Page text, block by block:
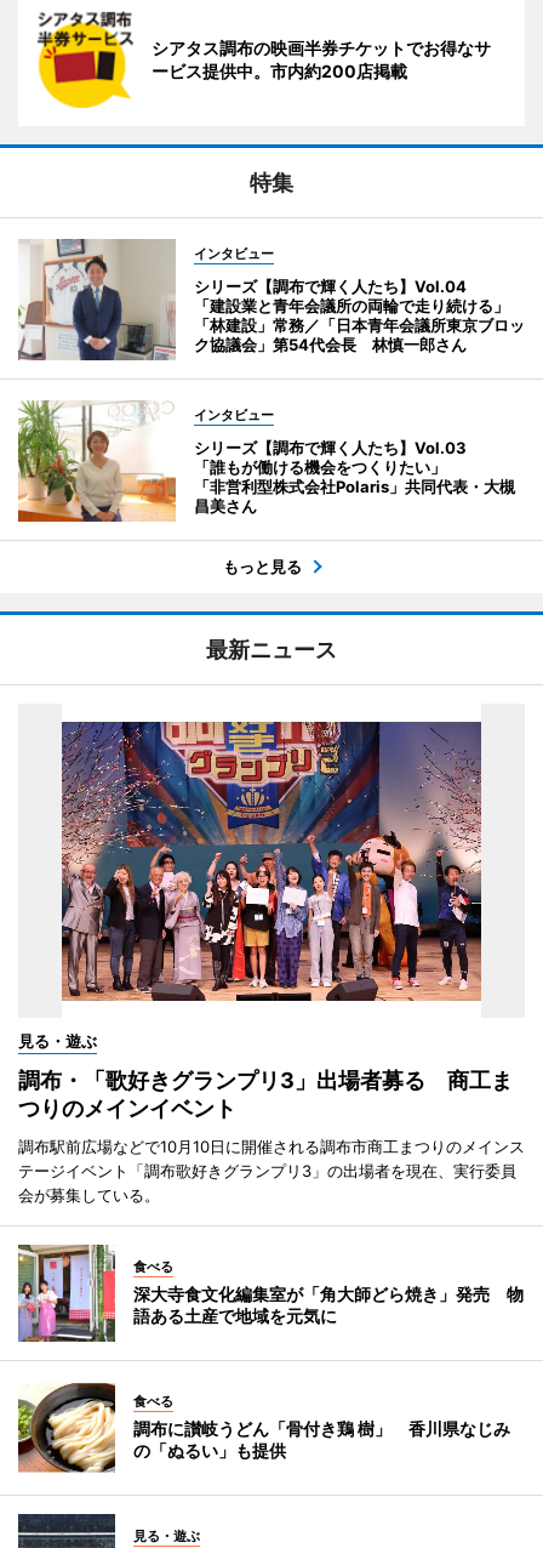
シアタス調布の映画半券チケットでお得なサ
ービス提供中。市内約200店掲載
特集
インタビュー
シリーズ【調布で輝く人たち】Vol.04
「建設業と青年会議所の両輪で走り続ける」
「林建設」常務／「日本青年会議所東京ブロッ
ク協議会」第54代会長 林慎一郎さん
インタビュー
シリーズ【調布で輝く人たち】Vol.03
「誰もが働ける機会をつくりたい」
「非営利型株式会社Polaris」共同代表・大槻
昌美さん
もっと見る
最新ニュース
見る・遊ぶ
調布・「歌好きグランプリ3」出場者募る 商工ま
つりのメインイベント
調布駅前広場などで10月10日に開催される調布市商工まつりのメインス
テージイベント「調布歌好きグランプリ3」の出場者を現在、実行委員
会が募集している。
食べる
深大寺食文化編集室が「角大師どら焼き」発売 物
語ある土産で地域を元気に
食べる
調布に讃岐うどん「骨付き鶏 樹」 香川県なじみ
の「ぬるい」も提供
見る・遊ぶ